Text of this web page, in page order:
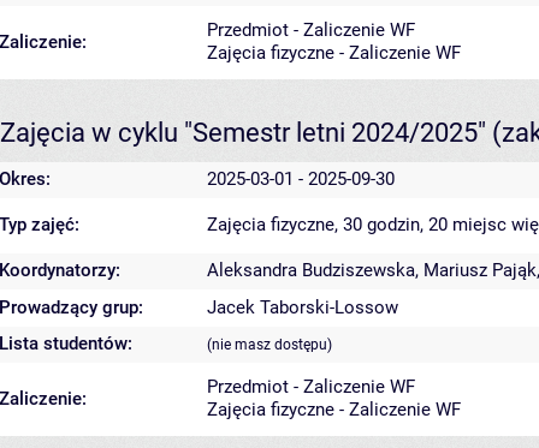
Zaliczenie:
Przedmiot - Zaliczenie WF
Zajęcia fizyczne - Zaliczenie WF
Zajęcia w cyklu "Semestr letni 2024/2025"
Okres: 2025-03-01 - 2025-09-30
Typ zajęć: Zajęcia fizyczne, 30 godzin, 20 miejsc
Koordynatorzy: Aleksandra Budziszewska, Mariusz Pająk
Prowadzący grup:
Jacek Taborski-Lossow
Lista studentów:
(nie masz dostępu)
Zaliczenie:
Przedmiot - Zaliczenie WF
Zajęcia fizyczne - Zaliczenie WF